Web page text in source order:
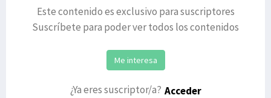
Este contenido es exclusivo para suscriptores
Suscríbete para poder ver todos los contenidos
Me interesa
¿Ya eres suscriptor/a? Acceder